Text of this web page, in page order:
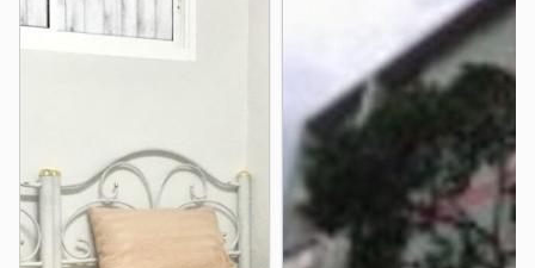
• Villa Market (Sukhumvit 33) – 1.4 km
• Emquartier Shopping Mall – 1 BTS station
• Emporium Shopping Mall – 1 BTS station
• Queen Sirikit National Convention Center – 1 MRT
• Benjakitti park – 1 MRT station
• Central Plaza Grand Rama 9 – 2 MRT stations
โรงเรียนนานาชาติและมหาวิทยาลัยใกล้เคียง: